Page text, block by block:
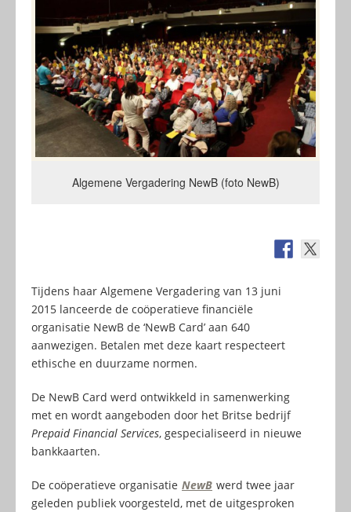
Algemene Vergadering NewB (foto NewB)
Tijdens haar Algemene Vergadering van 13 juni
2015 lanceerde de coöperatieve financiële
organisatie NewB de ‘NewB Card’ aan 640
aanwezigen. Betalen met deze kaart respecteert
ethische en duurzame normen.
De NewB Card werd ontwikkeld in samenwerking
met en wordt aangeboden door het Britse bedrijf
Prepaid Financial Services, gespecialiseerd in nieuwe
bankkaarten.
De coöperatieve organisatie NewB werd twee jaar
geleden publiek voorgesteld, met de uitgesproken